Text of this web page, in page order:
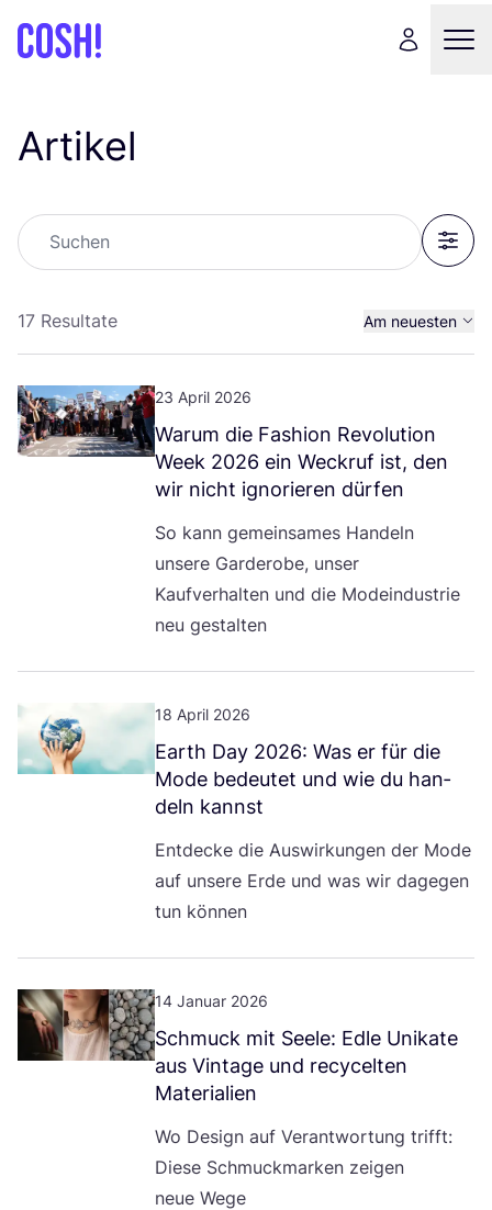
Artikel
Suchen
Filter
17 Resultate Am neuesten
23 April 2026
War­um die Fashion Revo­lu­ti­on
Week 2026 ein Weck­ruf ist, den
wir nicht igno­rie­ren dürfen
So kann gemein­sa­mes Han­deln
unse­re Gar­de­ro­be, unser
Kauf­ver­hal­ten und die Mode­indus­trie
neu gestalten
18 April 2026
Earth Day 2026: Was er für die
Mode bedeu­tet und wie du han­
deln kannst
Ent­de­cke die Aus­wir­kun­gen der Mode
auf unse­re Erde und was wir dage­gen
tun können
14 Januar 2026
Schmuck mit See­le: Edle Uni­ka­te
aus Vin­ta­ge und recy­cel­ten
Materialien
Wo Design auf Ver­ant­wor­tung trifft:
Die­se Schmuck­mar­ken zei­gen
neue Wege